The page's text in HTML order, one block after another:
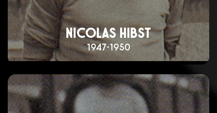
NICOLAS HIBST
1947-1950